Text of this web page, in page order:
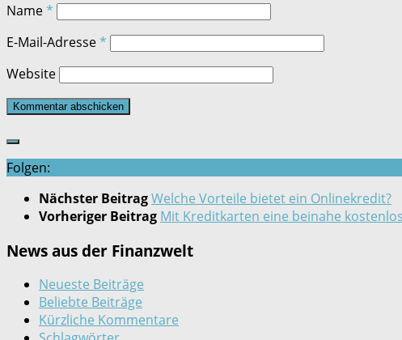
Name*
E-Mail-Adresse*
Website
Folgen:
Nächster BeitragWelche Vorteile bietet ein Onlinekredit?
Vorheriger Beitrag Mit Kreditkarten eine beinahe
News aus der Finanzwelt
Neueste Beiträge
Beliebte Beiträge
Kürzliche Kommentare